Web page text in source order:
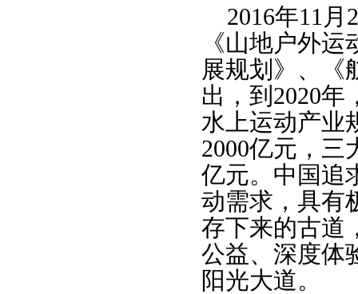
2016年11月
《山地户外
展规划》、《
出，到2020年
水上运动产业
2000亿元，三
亿元。中国追
动需求，具有
存下来的古道
公益、深度体
阳光大道。